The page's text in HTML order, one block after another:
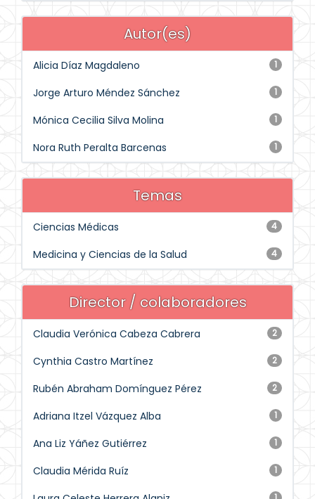
Autor(es)
1
Alicia Díaz Magdaleno
1
Jorge Arturo Méndez Sánchez
1
Mónica Cecilia Silva Molina
1
Nora Ruth Peralta Barcenas
Temas
4
Ciencias Médicas
4
Medicina y Ciencias de la Salud
Director / colaboradores
2
Claudia Verónica Cabeza Cabrera
2
Cynthia Castro Martínez
2
Rubén Abraham Domínguez Pérez
1
Adriana Itzel Vázquez Alba
1
Ana Liz Yáñez Gutiérrez
1
Claudia Mérida Ruíz